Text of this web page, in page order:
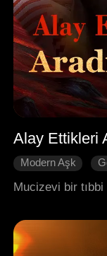
Alay Ettikleri
Modern Aşk